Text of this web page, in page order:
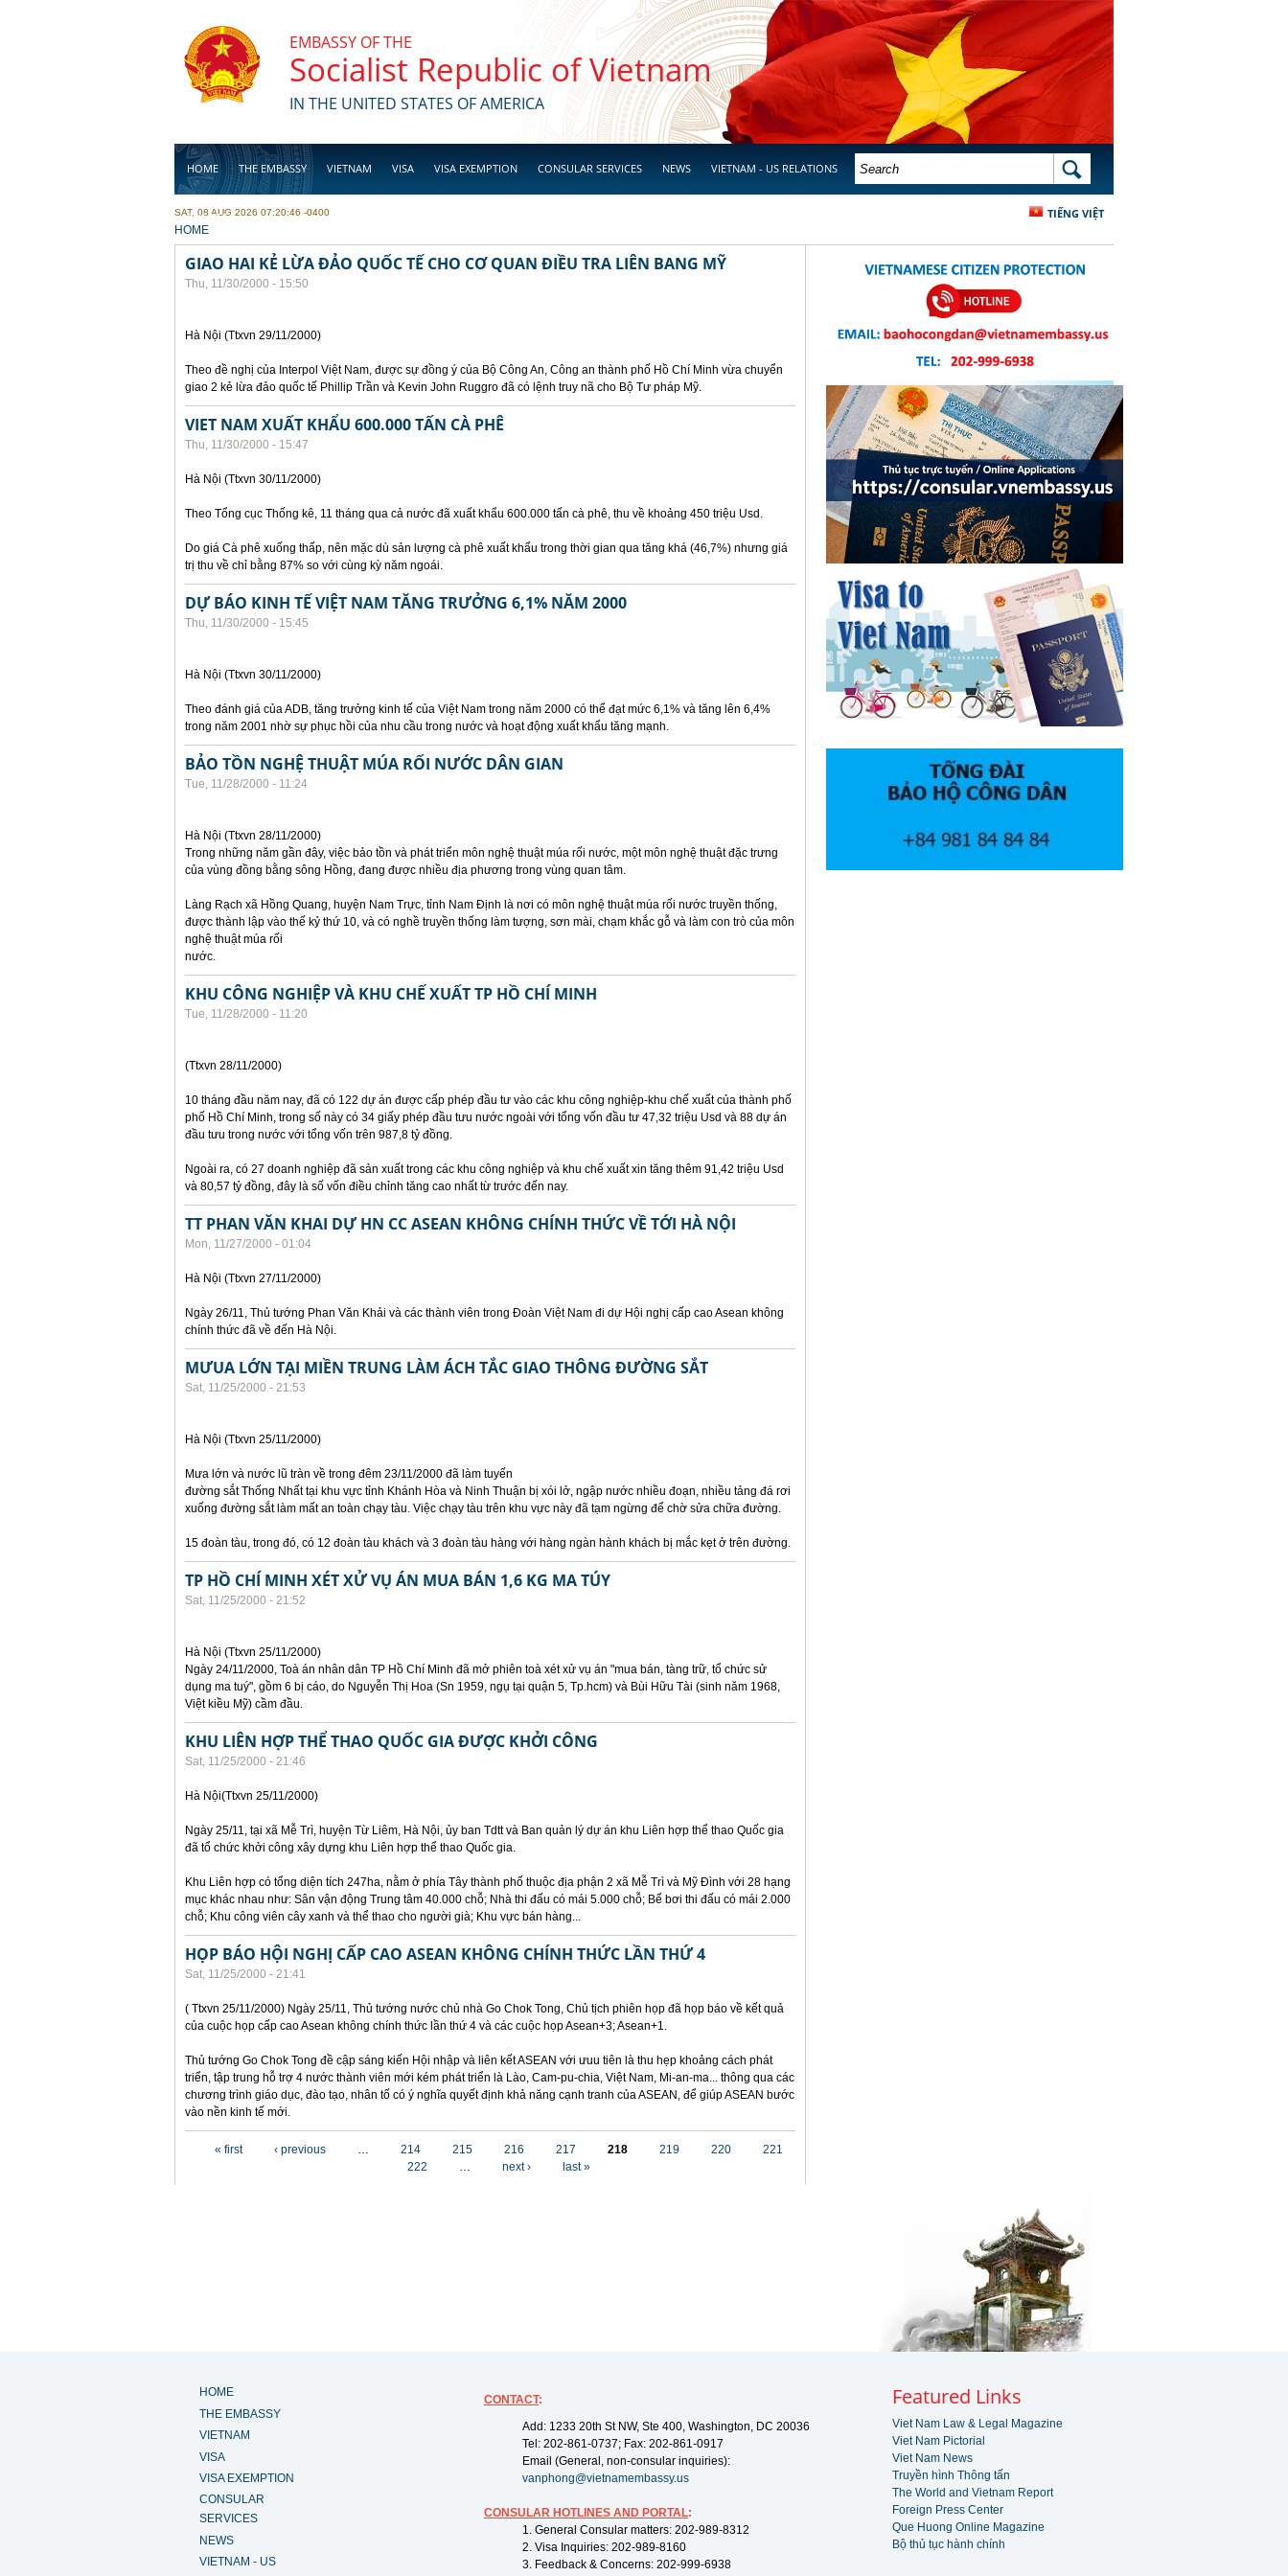
EMBASSY OF THE
Socialist Republic of Vietnam
IN THE UNITED STATES OF AMERICA
HOME THE EMBASSY VIETNAM VISA VISA EXEMPTION CONSULAR SERVICES NEWS VIETNAM - US RELATIONS
BUSINESS
SEARCH FORM SEARCH
TIẾNG VIỆT
SAT, 08 AUG 2026 07:20:46 -0400
YOU ARE HERE
HOME
GIAO HAI KẺ LỪA ĐẢO QUỐC TẾ CHO CƠ QUAN ĐIỀU TRA LIÊN BANG MỸ
Thu, 11/30/2000 - 15:50
Hà Nội (Ttxvn 29/11/2000)
Theo đề nghị của Interpol Việt Nam, được sự đồng ý của Bộ Công An, Công an thành phố Hồ Chí Minh vừa chuyển
giao 2 kẻ lừa đảo quốc tế Phillip Trần và Kevin John Ruggro đã có lệnh truy nã cho Bộ Tư pháp Mỹ.
VIET NAM XUẤT KHẨU 600.000 TẤN CÀ PHÊ
Thu, 11/30/2000 - 15:47
Hà Nội (Ttxvn 30/11/2000)
Theo Tổng cục Thống kê, 11 tháng qua cả nước đã xuất khẩu 600.000 tấn cà phê, thu về khoảng 450 triệu Usd.
Do giá Cà phê xuống thấp, nên mặc dù sản lượng cà phê xuất khẩu trong thời gian qua tăng khá (46,7%) nhưng giá
trị thu về chỉ bằng 87% so với cùng kỳ năm ngoái.
DỰ BÁO KINH TẾ VIỆT NAM TĂNG TRƯỞNG 6,1% NĂM 2000
Thu, 11/30/2000 - 15:45
Hà Nội (Ttxvn 30/11/2000)
Theo đánh giá của ADB, tăng trưởng kinh tế của Việt Nam trong năm 2000 có thể đạt mức 6,1% và tăng lên 6,4%
trong năm 2001 nhờ sự phục hồi của nhu cầu trong nước và hoạt động xuất khẩu tăng mạnh.
BẢO TỒN NGHỆ THUẬT MÚA RỐI NƯỚC DÂN GIAN
Tue, 11/28/2000 - 11:24
Hà Nội (Ttxvn 28/11/2000)
Trong những năm gần đây, việc bảo tồn và phát triển môn nghệ thuật múa rối nước, một môn nghệ thuật đặc trưng
của vùng đồng bằng sông Hồng, đang được nhiều địa phương trong vùng quan tâm.
Làng Rạch xã Hồng Quang, huyện Nam Trực, tỉnh Nam Định là nơi có môn nghệ thuật múa rối nước truyền thống,
được thành lập vào thế kỷ thứ 10, và có nghề truyền thống làm tượng, sơn mài, chạm khắc gỗ và làm con trò của môn
nghệ thuật múa rối
nước.
KHU CÔNG NGHIỆP VÀ KHU CHẾ XUẤT TP HỒ CHÍ MINH
Tue, 11/28/2000 - 11:20
(Ttxvn 28/11/2000)
10 tháng đầu năm nay, đã có 122 dự án được cấp phép đầu tư vào các khu công nghiệp-khu chế xuất của thành phố
phố Hồ Chí Minh, trong số này có 34 giấy phép đầu tưu nước ngoài với tổng vốn đầu tư 47,32 triệu Usd và 88 dự án
đầu tưu trong nước với tổng vốn trên 987,8 tỷ đồng.
Ngoài ra, có 27 doanh nghiệp đã sản xuất trong các khu công nghiệp và khu chế xuất xin tăng thêm 91,42 triệu Usd
và 80,57 tỷ đồng, đây là số vốn điều chỉnh tăng cao nhất từ trước đến nay.
TT PHAN VĂN KHAI DỰ HN CC ASEAN KHÔNG CHÍNH THỨC VỀ TỚI HÀ NỘI
Mon, 11/27/2000 - 01:04
Hà Nội (Ttxvn 27/11/2000)
Ngày 26/11, Thủ tướng Phan Văn Khải và các thành viên trong Đoàn Việt Nam đi dự Hội nghị cấp cao Asean không
chính thức đã về đến Hà Nội.
MƯUA LỚN TẠI MIỀN TRUNG LÀM ÁCH TẮC GIAO THÔNG ĐƯỜNG SẮT
Sat, 11/25/2000 - 21:53
Hà Nội (Ttxvn 25/11/2000)
Mưa lớn và nước lũ tràn về trong đêm 23/11/2000 đã làm tuyến
đường sắt Thống Nhất tại khu vực tỉnh Khánh Hòa và Ninh Thuận bị xói lở, ngập nước nhiều đoạn, nhiều tảng đá rơi
xuống đường sắt làm mất an toàn chạy tàu. Việc chạy tàu trên khu vực này đã tạm ngừng để chờ sửa chữa đường.
15 đoàn tàu, trong đó, có 12 đoàn tàu khách và 3 đoàn tàu hàng với hàng ngàn hành khách bị mắc kẹt ở trên đường.
TP HỒ CHÍ MINH XÉT XỬ VỤ ÁN MUA BÁN 1,6 KG MA TÚY
Sat, 11/25/2000 - 21:52
Hà Nội (Ttxvn 25/11/2000)
Ngày 24/11/2000, Toà án nhân dân TP Hồ Chí Minh đã mở phiên toà xét xử vụ án "mua bán, tàng trữ, tổ chức sử
dụng ma tuý", gồm 6 bị cáo, do Nguyễn Thị Hoa (Sn 1959, ngụ tại quận 5, Tp.hcm) và Bùi Hữu Tài (sinh năm 1968,
Việt kiều Mỹ) cầm đầu.
KHU LIÊN HỢP THỂ THAO QUỐC GIA ĐƯỢC KHỞI CÔNG
Sat, 11/25/2000 - 21:46
Hà Nội(Ttxvn 25/11/2000)
Ngày 25/11, tại xã Mễ Trì, huyện Từ Liêm, Hà Nội, ủy ban Tdtt và Ban quản lý dự án khu Liên hợp thể thao Quốc gia
đã tổ chức khởi công xây dựng khu Liên hợp thể thao Quốc gia.
Khu Liên hợp có tổng diện tích 247ha, nằm ở phía Tây thành phố thuộc địa phận 2 xã Mễ Trì và Mỹ Đình với 28 hạng
mục khác nhau như: Sân vận động Trung tâm 40.000 chỗ; Nhà thi đấu có mái 5.000 chỗ; Bể bơi thi đấu có mái 2.000
chỗ; Khu công viên cây xanh và thể thao cho người già; Khu vực bán hàng...
HỌP BÁO HỘI NGHỊ CẤP CAO ASEAN KHÔNG CHÍNH THỨC LẦN THỨ 4
Sat, 11/25/2000 - 21:41
( Ttxvn 25/11/2000) Ngày 25/11, Thủ tướng nước chủ nhà Go Chok Tong, Chủ tịch phiên họp đã họp báo về kết quả
của cuộc họp cấp cao Asean không chính thức lần thứ 4 và các cuộc họp Asean+3; Asean+1.
Thủ tướng Go Chok Tong đề cập sáng kiến Hội nhập và liên kết ASEAN với ưuu tiên là thu hẹp khoảng cách phát
triển, tập trung hỗ trợ 4 nước thành viên mới kém phát triển là Lào, Cam-pu-chia, Việt Nam, Mi-an-ma... thông qua các
chương trình giáo dục, đào tạo, nhân tố có ý nghĩa quyết định khả năng cạnh tranh của ASEAN, để giúp ASEAN bước
vào nền kinh tế mới.
« first ‹ previous … 214 215 216 217 218 219 220
221
222
… next › last »
HOME
THE EMBASSY
VIETNAM
VISA
VISA EXEMPTION
CONSULAR
SERVICES
NEWS
VIETNAM - US
CONTACT:
Add: 1233 20th St NW, Ste 400, Washington, DC 20036
Tel: 202-861-0737; Fax: 202-861-0917
Email (General, non-consular inquiries):
vanphong@vietnamembassy.us
CONSULAR HOTLINES AND PORTAL:
1. General Consular matters: 202-989-8312
2. Visa Inquiries: 202-989-8160
3. Feedback & Concerns: 202-999-6938
Featured Links
Viet Nam Law & Legal Magazine
Viet Nam Pictorial
Viet Nam News
Truyền hình Thông tấn
The World and Vietnam Report
Foreign Press Center
Que Huong Online Magazine
Bộ thủ tục hành chính